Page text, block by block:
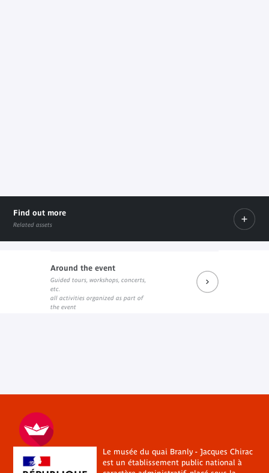
Find out more
Related assets
L'association Percevoir
External link
Around the event
Guided tours, workshops, concerts,
etc.
all activities organized as part of
the event
Le musée du quai Branly - Jacques Chirac
est un établissement public national à